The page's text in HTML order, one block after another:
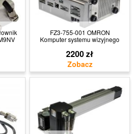
FZ3-755-001 OMRON
Komputer systemu wizyjnego
2200 zł